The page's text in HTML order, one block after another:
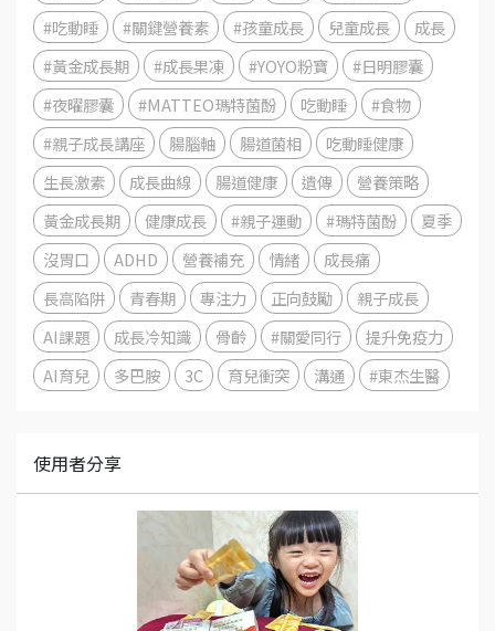
#吃動睡
#關鍵營養素 #孩童成長 兒童成長
成長
#黃金成長期
#成長果凍 #YOYO粉寶
#日明膠囊
#夜曜膠囊
#MATTEO瑪特菌酚 吃動睡
#食物
#親子成長講座
腸腦軸 腸道菌相
吃動睡健康
生長激素
成長曲線 腸道健康 遺傳
營養策略
黃金成長期
健康成長 #親子運動 #瑪特菌酚
夏季
沒胃口
ADHD 營養補充 情緒
成長痛
長高陷阱
青春期 專注力 正向鼓勵
親子成長
AI課題
成長冷知識 骨齡 #關愛同行
提升免疫力
AI育兒
多巴胺 3C 育兒衝突 溝通 #東杰生醫
使用者分享